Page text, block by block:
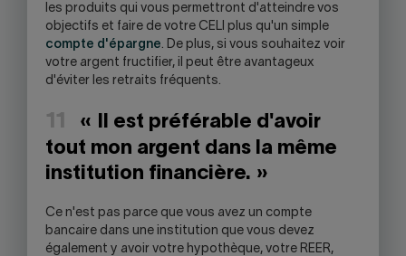
les produits qui vous permettront d'atteindre vos
objectifs et faire de votre CELI plus qu'un simple
compte d'épargne. De plus, si vous souhaitez voir
votre argent fructifier, il peut être avantageux
d'éviter les retraits fréquents.
11
« Il est préférable d'avoir
tout mon argent dans la même
institution financière. »
Ce n'est pas parce que vous avez un compte
bancaire dans une institution que vous devez
également y avoir votre hypothèque, votre REER,